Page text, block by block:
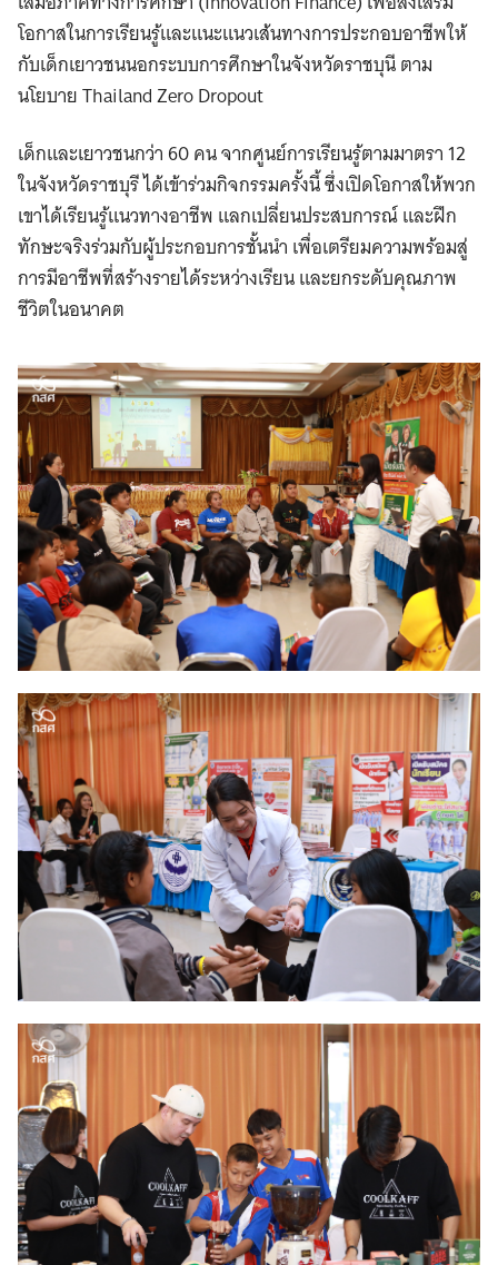
โอกาสในการเรียนรู้และแนะแนวเส้นทางการประกอบอาชีพให้
กับเด็กเยาวชนนอกระบบการศึกษาในจังหวัดราชบุนี ตาม
นโยบาย Thailand Zero Dropout
เด็กและเยาวชนกว่า 60 คน จากศูนย์การเรียนรู้ตามมาตรา 12
ในจังหวัดราชบุรี ได้เข้าร่วมกิจกรรมครั้งนี้ ซึ่งเปิดโอกาสให้พวก
เขาได้เรียนรู้แนวทางอาชีพ แลกเปลี่ยนประสบการณ์ และฝึก
ทักษะจริงร่วมกับผู้ประกอบการชั้นนำ เพื่อเตรียมความพร้อมสู่
การมีอาชีพที่สร้างรายได้ระหว่างเรียน และยกระดับคุณภาพ
ชีวิตในอนาคต